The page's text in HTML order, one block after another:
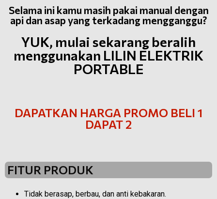
Selama ini kamu masih pakai manual dengan
api dan asap yang terkadang mengganggu?
YUK, mulai sekarang beralih
menggunakan LILIN ELEKTRIK
PORTABLE
DAPATKAN HARGA PROMO BELI 1
DAPAT 2
FITUR PRODUK
Tidak berasap, berbau, dan anti kebakaran.